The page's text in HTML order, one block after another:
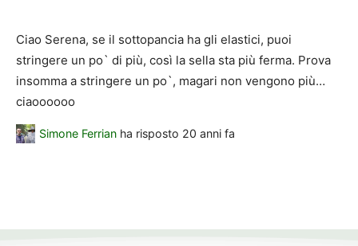
Ciao Serena, se il sottopancia ha gli elastici, puoi
stringere un po` di più, così la sella sta più ferma. Prova
insomma a stringere un po`, magari non vengono più…
ciaoooooo
Simone Ferrian ha risposto 20 anni fa